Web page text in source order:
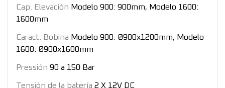
Cap. Elevación Modelo 900: 900mm, Modelo 1600:
1600mm
Caract. Bobina Modelo 900: Ø900x1200mm, Modelo
1600: Ø900x1600mm
Pressión 90 a 150 Bar
Tensión de la batería 2 X 12V DC